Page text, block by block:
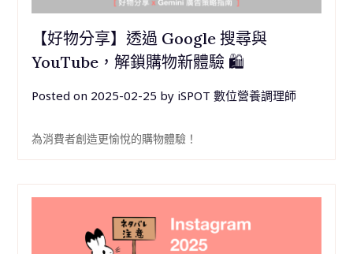
【好物分享】透過 Google 搜尋與
YouTube，解鎖購物新體驗 🛍
Posted on 2025-02-25 by iSPOT 數位營養調理師
為消費者創造更愉悅的購物體驗！